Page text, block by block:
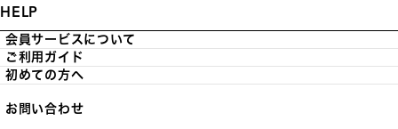
HELP
会員サービスについて
ご利用ガイド
初めての方へ
お問い合わせ